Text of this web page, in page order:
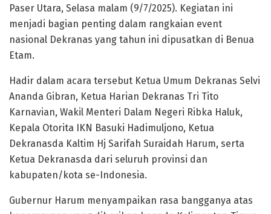
Paser Utara, Selasa malam (9/7/2025). Kegiatan ini
menjadi bagian penting dalam rangkaian event
nasional Dekranas yang tahun ini dipusatkan di Benua
Etam.
Hadir dalam acara tersebut Ketua Umum Dekranas Selvi
Ananda Gibran, Ketua Harian Dekranas Tri Tito
Karnavian, Wakil Menteri Dalam Negeri Ribka Haluk,
Kepala Otorita IKN Basuki Hadimuljono, Ketua
Dekranasda Kaltim Hj Sarifah Suraidah Harum, serta
Ketua Dekranasda dari seluruh provinsi dan
kabupaten/kota se-Indonesia.
Gubernur Harum menyampaikan rasa bangganya atas